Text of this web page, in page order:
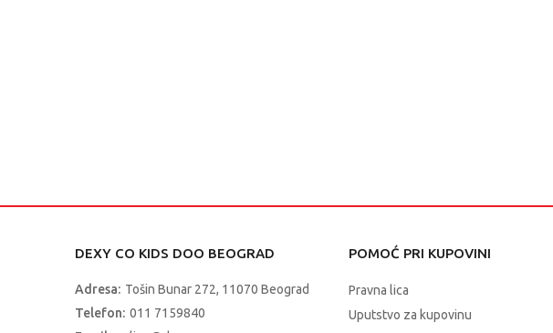
DEXY CO KIDS DOO BEOGRAD
Adresa: Tošin Bunar 272, 11070 Beograd
Telefon: 011 7159840
POMOĆ PRI KUPOVINI
Pravna lica
Uputstvo za kupovinu